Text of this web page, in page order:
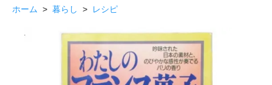
ホーム > 暮らし > レシピ